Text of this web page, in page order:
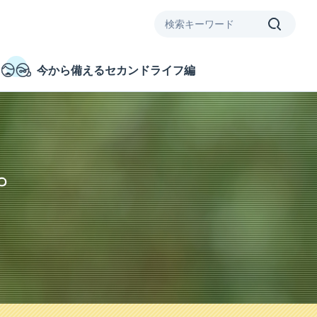
今から備えるセカンドライフ編